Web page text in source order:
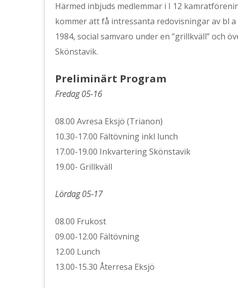
Härmed inbjuds medlemmar i I 12
kommer att få intressanta redovisningar av bl
1984, social samvaro under en ”grillkväll” och
Skönstavik.
Preliminärt Program
Fredag 05-16
08.00 Avresa Eksjö (Trianon)
10.30-17.00 Fältövning inkl lunch
17.00-19.00 Inkvartering Skönstavik
19.00- Grillkväll
Lördag 05-17
08.00 Frukost
09.00-12.00 Fältövning
12.00 Lunch
13.00-15.30 Återresa Eksjö